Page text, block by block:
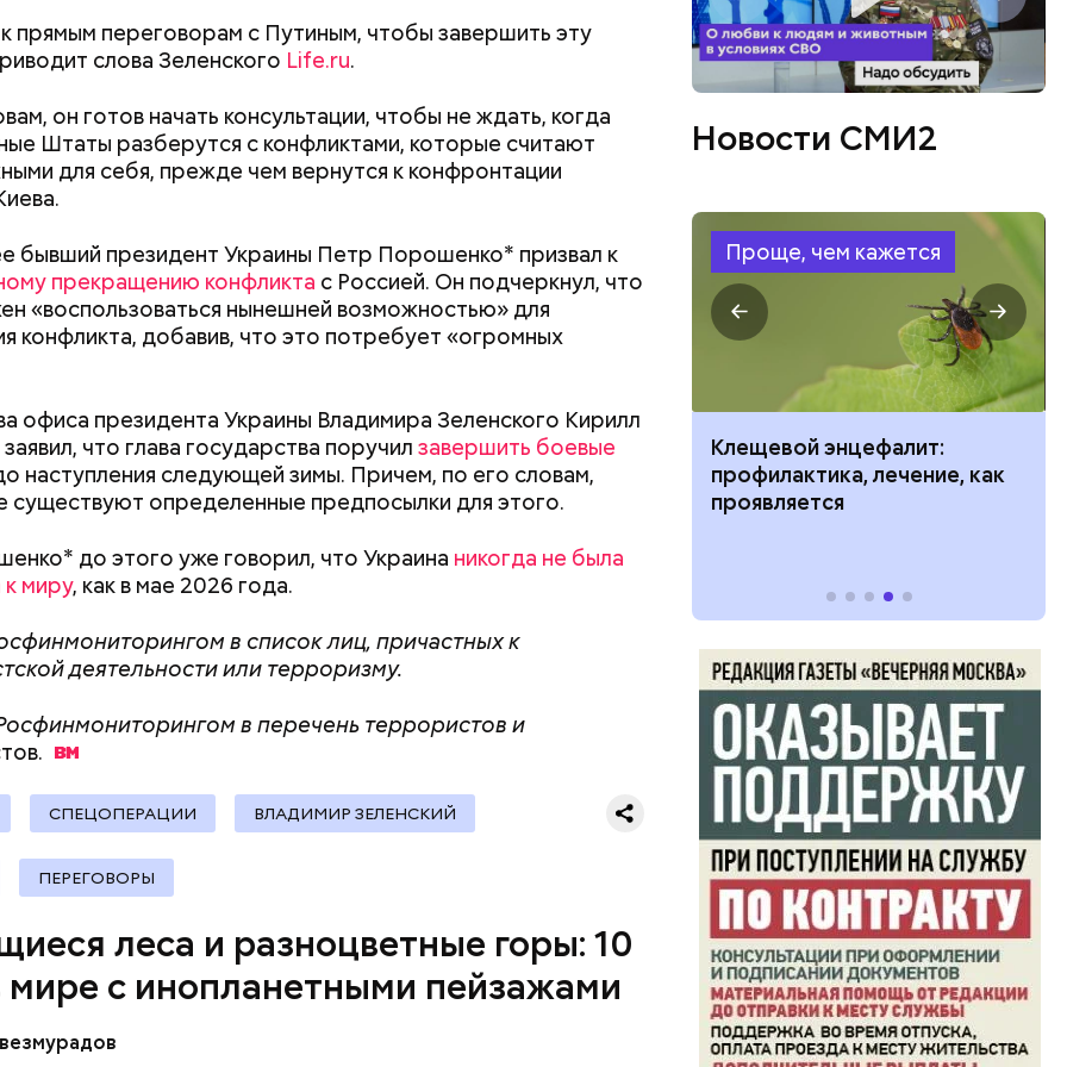
прямым переговорам с Путиным, чтобы завершить эту
слова Зеленского Life.ru.
он готов начать консультации, чтобы не ждать, когда
Штаты разберутся с конфликтами, которые считают
для себя, прежде чем вернутся к конфронтации
бывший президент Украины Петр Порошенко* призвал к
прекращению конфликта с Россией. Он подчеркнул, что
«воспользоваться нынешней возможностью» для
конфликта, добавив, что это потребует «огромных
офиса президента Украины Владимира Зеленского Кирилл
что глава государства поручил завершить боевые
наступления следующей зимы. Причем, по его словам,
существуют определенные предпосылки для этого.
до этого уже говорил, что Украина никогда не была
к миру, как в мае 2026 года.
в список лиц, причастных к
деятельности или терроризму.
в перечень террористов и
СПЕЦОПЕРАЦИИ ВЛАДИМИР ЗЕЛЕНСКИЙ
ПЕРЕГОВОРЫ
леса и разноцветные горы: 10
мире с инопланетными пейзажами
воды здесь круглый год составляет 36 градусов,
быть осторожным: ходить здесь можно только без
не поскользнуться, лучше взять носки или резиновые
душа.
Новости СМИ2
Проще, чем кажется
Как узнать, снесут ли дом по
реновации в Москве: где
искать информацию и сроки
Как предотвратить развитие
диабета
Клещевой энцефалит:
профилактика, лечение, как
проявляется